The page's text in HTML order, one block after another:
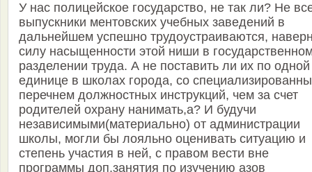
У нас полицейское государство, не так ли? Не
выпускники ментовских учебных заведений в
дальнейшем успешно трудоустраиваются,
силу насыщенности этой ниши в
разделении труда. А не поставить ли их по одной
единице в школах города, со
перечнем должностных инструкций, чем за счет
родителей охрану нанимать,а? И будучи
независимыми(материально) от администрации
школы, могли бы лояльно оценивать ситуацию и
степень участия в ней, с правом вести вне
программы доп.занятия по изучению азов